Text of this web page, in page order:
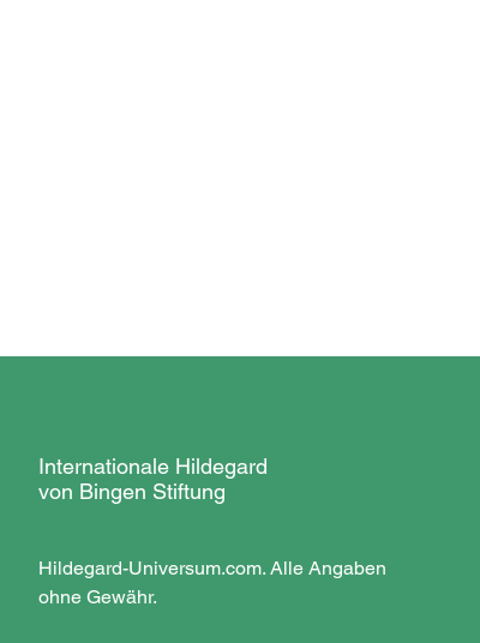
Internationale Hildegard
von Bingen Stiftung
Hildegard-Universum.com. Alle Angaben
ohne Gewähr.